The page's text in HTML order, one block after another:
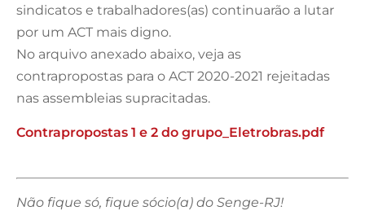
sindicatos e trabalhadores(as) continuarão a lutar
por um ACT mais digno.
No arquivo anexado abaixo, veja as
contrapropostas para o ACT 2020-2021 rejeitadas
nas assembleias supracitadas.
Contrapropostas 1 e 2 do grupo_Eletrobras.pdf
Não fique só, fique sócio(a) do Senge-RJ!